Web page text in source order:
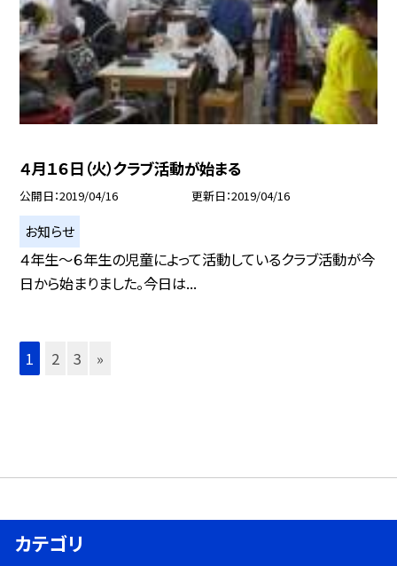
４月１６日（火）クラブ活動が始まる
公開日 2019/04/16 更新日 2019/04/16
お知らせ
４年生〜６年生の児童によって活動しているクラブ活動が今
日から始まりました。今日は...
1 2 3 »
カテゴリ